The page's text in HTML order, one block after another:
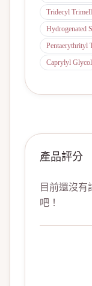
Tridecyl
Hydrogenated
Pentaerythrityl
Caprylyl Glycol
產品評分
目前還沒有
吧！